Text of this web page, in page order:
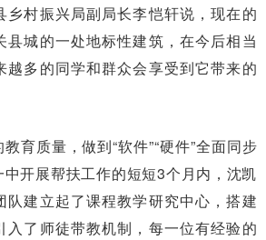
乡村振兴局副局长李恺轩说，现在的
县城的一处地标性建筑，在今后相当
越多的同学和群众会享受到它带来的
育质量，做到“软件”“硬件”全面同步
开展帮扶工作的短短3个月内，沈凯
队建立起了课程教学研究中心，搭建
入了师徒带教机制，每一位有经验的